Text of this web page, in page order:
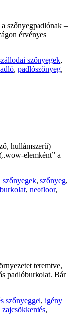
szőnyegpadlónak –
érvényes
szőnyegek,
, padlószőnyeg,
hullámszerű)
elemként” a
szőnyegek, szőnyeg,
, neofloor,
teremtve,
padlóburkolat. Bár
szőnyeggel, igény
zajcsökkentés,